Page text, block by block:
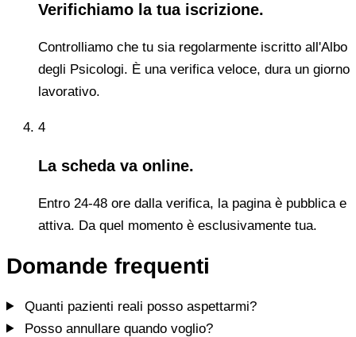
Verifichiamo la tua iscrizione.
Controlliamo che tu sia regolarmente iscritto all'Albo
degli Psicologi. È una verifica veloce, dura un giorno
lavorativo.
4
La scheda va online.
Entro 24-48 ore dalla verifica, la pagina è pubblica e
attiva. Da quel momento è esclusivamente tua.
Domande frequenti
Quanti pazienti reali posso aspettarmi?
Posso annullare quando voglio?